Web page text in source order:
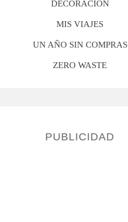
DECORACIÓN
MIS VIAJES
UN AÑO SIN COMPRAS
ZERO WASTE
PUBLICIDAD